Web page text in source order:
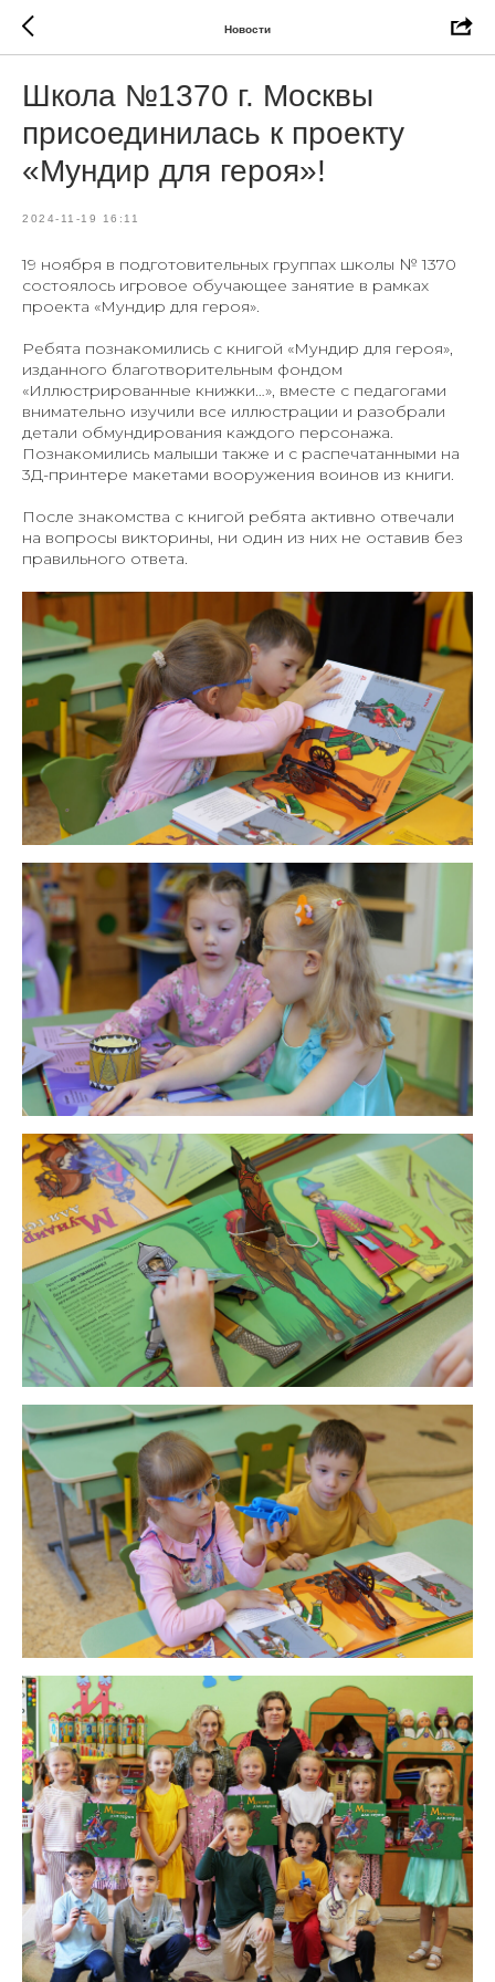
Новости
Школа №1370 г. Москвы
присоединилась к проекту
«Мундир для героя»!
2024-11-19 16:11
19 ноября в подготовительных группах школы № 1370
состоялось игровое обучающее занятие в рамках
проекта «Мундир для героя».
Ребята познакомились с книгой «Мундир для героя»,
изданного благотворительным фондом
«Иллюстрированные книжки…», вместе с педагогами
внимательно изучили все иллюстрации и разобрали
детали обмундирования каждого персонажа.
Познакомились малыши также и с распечатанными на
3Д-принтере макетами вооружения воинов из книги.
После знакомства с книгой ребята активно отвечали
на вопросы викторины, ни один из них не оставив без
правильного ответа.